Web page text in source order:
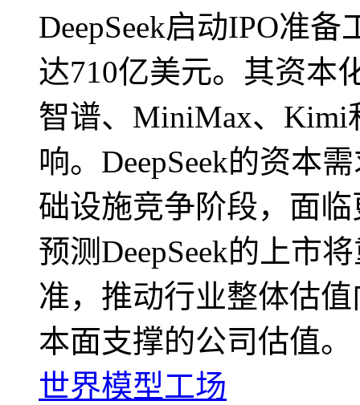
DeepSeek启动IPO准
达710亿美元。其资本
智谱、MiniMax、Kimi
响。DeepSeek的资本
础设施竞争阶段，面
预测DeepSeek的上市
准，推动行业整体估
本面支撑的公司估值。
世界模型工场